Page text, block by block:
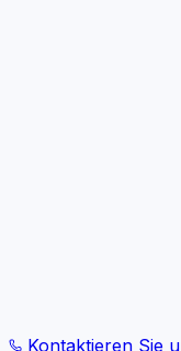
Kontaktieren Sie